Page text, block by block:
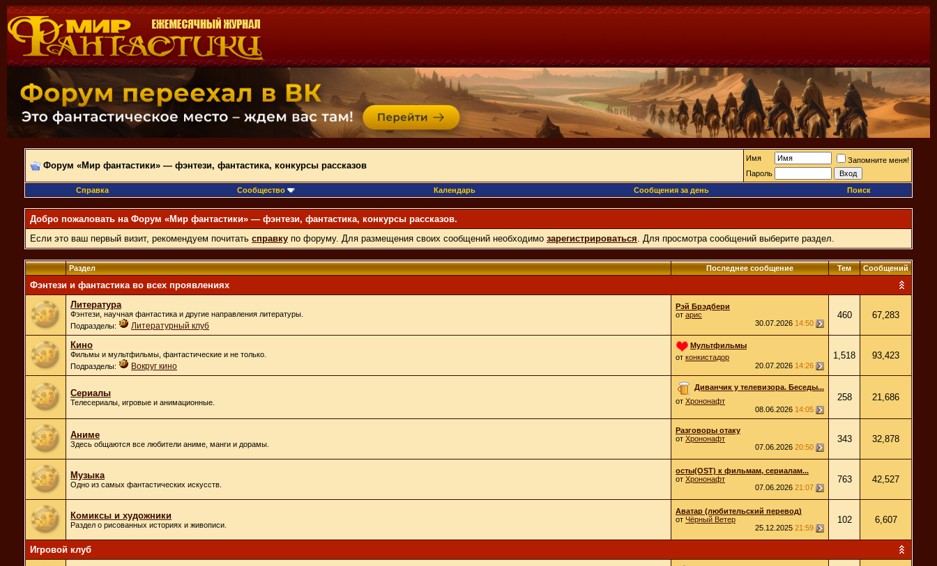
Форум «Мир фантастики» — фэнтези, фантастика, конкурсы рассказов
Имя
Запомните меня!
Пароль
Справка
Сообщество Календарь Сообщения за день Поиск
Добро пожаловать на Форум «Мир фантастики» — фэнтези, фантастика, конкурсы рассказов.
Если это ваш первый визит, рекомендуем почитать справку по форуму. Для размещения своих сообщений необходимо зарегистрироваться . Для просмотра сообщений выберите раздел.
Раздел Последнее сообщение Тем Сообщений
Фэнтези и фантастика во всех проявлениях
Литература
Фэнтези, научная фантастика и другие направления литературы.
Подразделы:
Литературный клуб
Рэй Брэдбери
от арис
30.07.2026 14:50
460 67,283
Кино
Фильмы и мультфильмы, фантастические и не только.
Подразделы:
Вокруг кино
Мультфильмы
от конкистадор
20.07.2026 14:26
1,518 93,423
Сериалы
Телесериалы, игровые и анимационные.
Диванчик у телевизора. Беседы...
от Хрононафт
08.06.2026 14:05
258 21,686
Аниме
Здесь общаются все любители аниме, манги и дорамы.
Разговоры отаку
от Хрононафт
07.06.2026 20:50
343 32,878
Музыка
Одно из самых фантастических искусств.
осты(OST) к фильмам, сериалам...
от Хрононафт
07.06.2026 21:07
763 42,527
Комиксы и художники
Раздел о рисованных историях и живописи.
Аватар (любительский перевод)
от Чёрный Ветер
25.12.2025 21:59
102 6,607
Игровой клуб